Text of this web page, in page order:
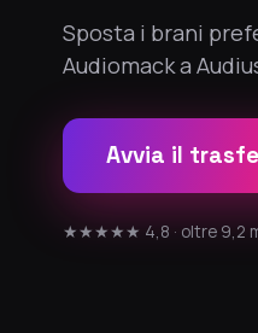
Sposta i brani
Audiomack a
Avvia il
★★★★★ 4,8 · oltre 9,2